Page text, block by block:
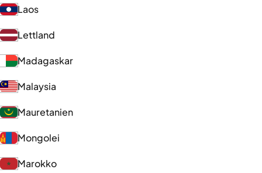
Laos
Lettland
Madagaskar
Malaysia
Mauretanien
Mongolei
Marokko